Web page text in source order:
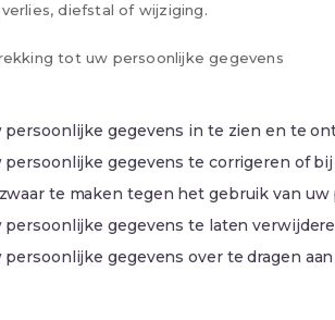
diefstal of wijziging.
tot uw persoonlijke gegevens
gegevens in te zien en te
gegevens te corrigeren of
te maken tegen het gebruik van
gegevens te laten
gegevens over te dragen